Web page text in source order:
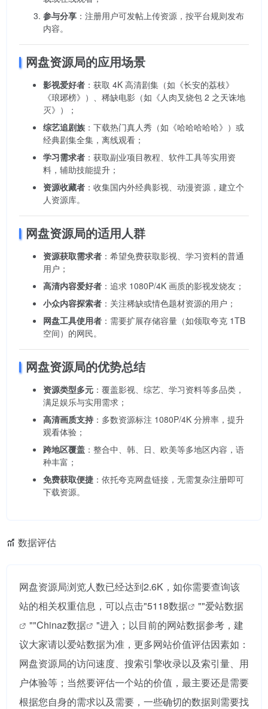
参与分享 ：注册用户可发帖上传资源，按平台规则发布
内容。
网盘资源局的应用场景
影视爱好者 ：获取 4K 高清剧集（如《长安的荔枝》
《琅琊榜》）、稀缺电影（如《人肉叉烧包 2 之天诛地
灭》）；
综艺追剧族 ：下载热门真人秀（如《哈哈哈哈哈》）或
经典剧集全集，离线观看；
学习需求者 ：获取副业项目教程、软件工具等实用资
料，辅助技能提升；
资源收藏者 ：收集国内外经典影视、动漫资源，建立个
人资源库。
网盘资源局的适用人群
资源获取需求者 ：希望免费获取影视、学习资料的普通
用户；
高清内容爱好者 ：追求 1080P/4K 画质的影视发烧友；
小众内容探索者 ：关注稀缺或情色题材资源的用户；
网盘工具使用者 ：需要扩展存储容量（如领取夸克 1TB
空间）的网民。
网盘资源局的优势总结
资源类型多元 ：覆盖影视、综艺、学习资料等多品类，
满足娱乐与实用需求；
高清画质支持 ：多数资源标注 1080P/4K 分辨率，提升
观看体验；
跨地区覆盖 ：整合中、韩、日、欧美等多地区内容，语
种丰富；
免费获取便捷 ：依托夸克网盘链接，无需复杂注册即可
下载资源。
数据评估
网盘资源局浏览人数已经达到2.6K，如你需要查询该
站的相关权重信息，可以点击"5118数据 ""爱站数据
""Chinaz数据
"进入；以目前的网站数据参考，建
议大家请以爱站数据为准，更多网站价值评估因素如：
网盘资源局的访问速度、搜索引擎收录以及索引量、用
户体验等；当然要评估一个站的价值，最主要还是需要
根据您自身的需求以及需要，一些确切的数据则需要找